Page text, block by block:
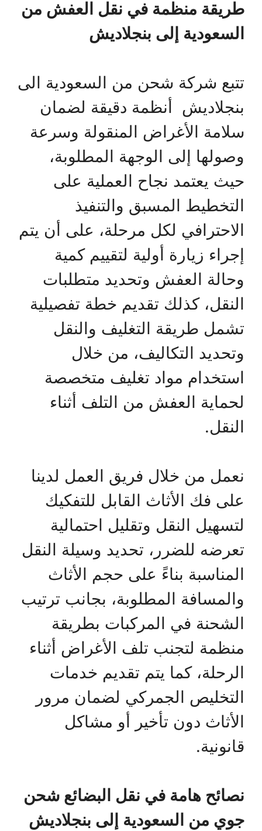
طريقة منظمة في نقل العفش من
السعودية إلى بنجلاديش
تتبع شركة شحن من السعودية الى
بنجلاديش أنظمة دقيقة لضمان
سلامة الأغراض المنقولة وسرعة
وصولها إلى الوجهة المطلوبة،
حيث يعتمد نجاح العملية على
التخطيط المسبق والتنفيذ
الاحترافي لكل مرحلة، على أن يتم
إجراء زيارة أولية لتقييم كمية
وحالة العفش وتحديد متطلبات
النقل، كذلك تقديم خطة تفصيلية
تشمل طريقة التغليف والنقل
وتحديد التكاليف، من خلال
استخدام مواد تغليف متخصصة
لحماية العفش من التلف أثناء
النقل.
نعمل من خلال فريق العمل لدينا
على فك الأثاث القابل للتفكيك
لتسهيل النقل وتقليل احتمالية
تعرضه للضرر، تحديد وسيلة النقل
المناسبة بناءً على حجم الأثاث
والمسافة المطلوبة، بجانب ترتيب
الشحنة في المركبات بطريقة
منظمة لتجنب تلف الأغراض أثناء
الرحلة، كما يتم تقديم خدمات
التخليص الجمركي لضمان مرور
الأثاث دون تأخير أو مشاكل
قانونية.
نصائح هامة في نقل البضائع شحن
جوي من السعودية إلى بنجلاديش